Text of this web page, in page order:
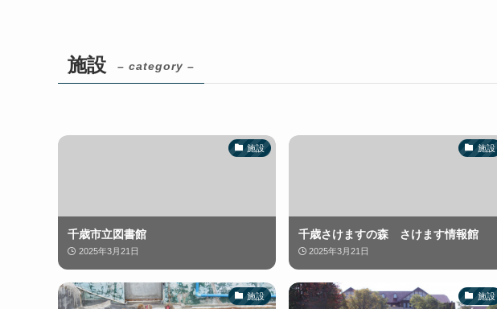
施設 – category –
施設
千歳市立図書館
2025年3月21日
施設
千歳さけますの森 さけます情報館
2025年3月21日
施設 施設